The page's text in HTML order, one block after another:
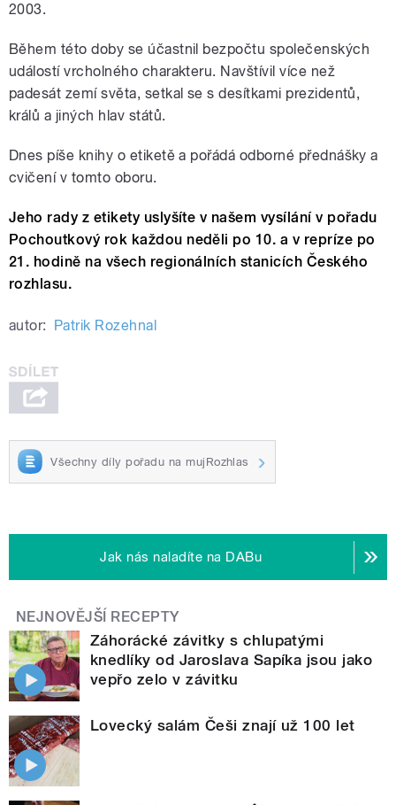
2003.
Během této doby se účastnil bezpočtu společenských
událostí vrcholného charakteru. Navštívil více než
padesát zemí světa, setkal se s desítkami prezidentů,
králů a jiných hlav států.
Dnes píše knihy o etiketě a pořádá odborné přednášky a
cvičení v tomto oboru.
Jeho rady z etikety uslyšíte v našem vysílání v pořadu
Pochoutkový rok každou neděli po 10. a v repríze po
21. hodině na všech regionálních stanicích Českého
rozhlasu.
autor: Patrik Rozehnal
Všechny díly pořadu na mujRozhlas
Jak nás naladíte na DABu
NEJNOVĚJŠÍ RECEPTY
Záhorácké závitky s chlupatými
knedlíky od Jaroslava Sapíka jsou jako
vepřo zelo v závitku
Lovecký salám Češi znají už 100 let